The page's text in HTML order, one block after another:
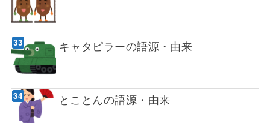
キャタピラーの語源・由来
とことんの語源・由来